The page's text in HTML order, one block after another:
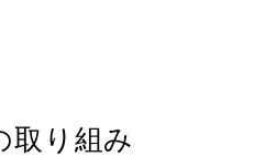
取り組み